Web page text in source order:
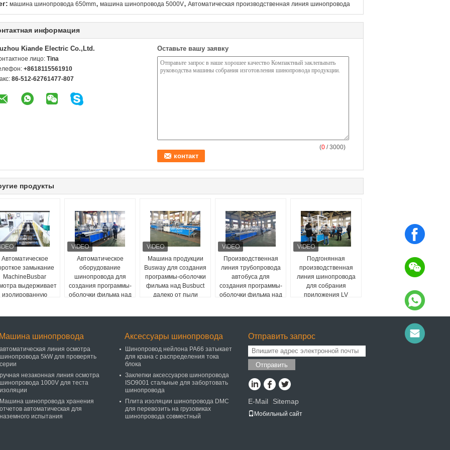
машина шинопровода 650mm, машина шинопровода 5000V, Автоматическая производственная линия шинопровода
информация
Kiande Electric Co.,Ltd.
лицо: Tina
+8618115561910
86-512-62761477-807
Оставьте вашу заявку
(0 / 3000)
продукты
Автоматическое
замыкание
MachineBusbar
выдерживает
изолированную
Автоматическое
оборудование
шинопровода для
создания программы-
оболочки фильма над
Машина продукции
Busway для создания
программы-оболочки
фильма над Busbuct
далеко от пыли
Производственная
линия трубопровода
автобуса для
создания программы-
оболочки фильма над
Подгонянная
производственная
линия шинопровода
для собрания
приложения LV
Машина шинопровода
автоматическая линия осмотра
шинопровода 5kW для проверять
серии
ручная незаконная линия осмотра
шинопровода 1000V для теста
изоляции
Машина шинопровода хранения
отчетов автоматическая для
наземного испытания
Аксессуары шинопровода
Шинопровод нейлона PA66 затыкает
для крана с распределения тока
блока
Заклепки аксессуаров шинопровода
ISO9001 стальные для забортовать
шинопровода
Плита изоляции шинопровода DMC
для перевозить на грузовиках
шинопровода совместный
Отправить запрос
Отправить
E-Mail Sitemap
Мобильный сайт